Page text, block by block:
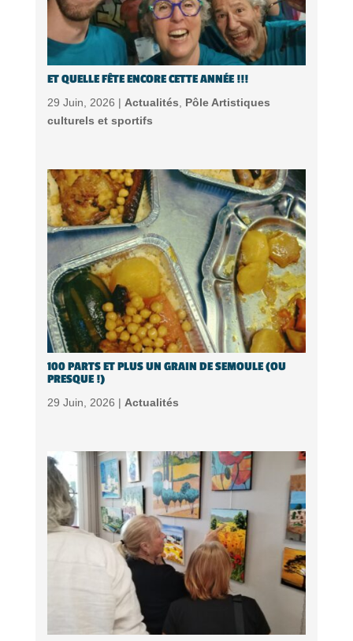
ET QUELLE FÊTE ENCORE CETTE ANNÉE !!!
29 Juin, 2026 | Actualités
Pôle Artistiques
culturels et sportifs
100 PARTS ET PLUS UN GRAIN DE SEMOULE (OU
PRESQUE !)
29 Juin, 2026 | Actualités